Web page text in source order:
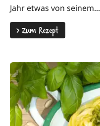
Jahr etwas von seinem...
>Zum Rezept